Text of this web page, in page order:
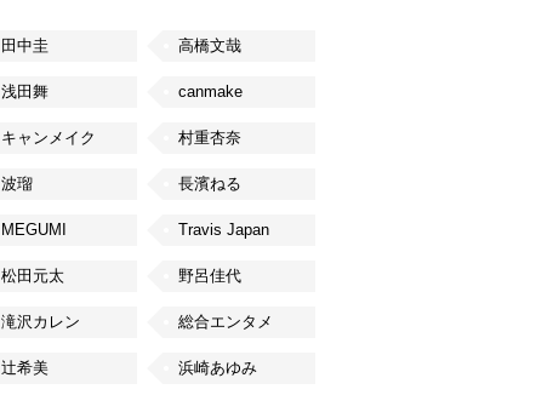
田中圭 高橋文哉
浅田舞 canmake
キャンメイク 村重杏奈
波瑠 長濱ねる
MEGUMI Travis Japan
松田元太 野呂佳代
滝沢カレン 総合エンタメ
辻希美 浜崎あゆみ